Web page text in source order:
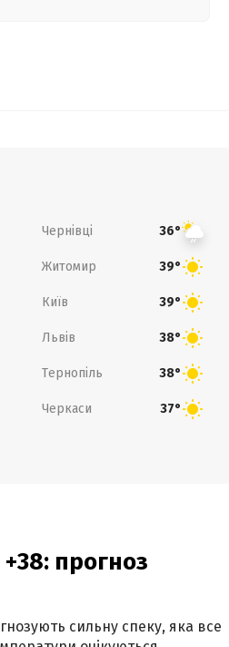
Чернівці 36°
Житомир 39°
Київ 39°
Львів 38°
Тернопіль 38°
Черкаси 37°
прогноз
сильну спеку, яка все